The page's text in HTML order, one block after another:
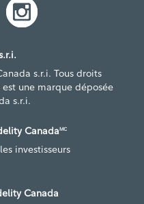
s.r.i. Tous droits
une marque déposée
s.r.i.
CanadaMC
investisseurs
Canada